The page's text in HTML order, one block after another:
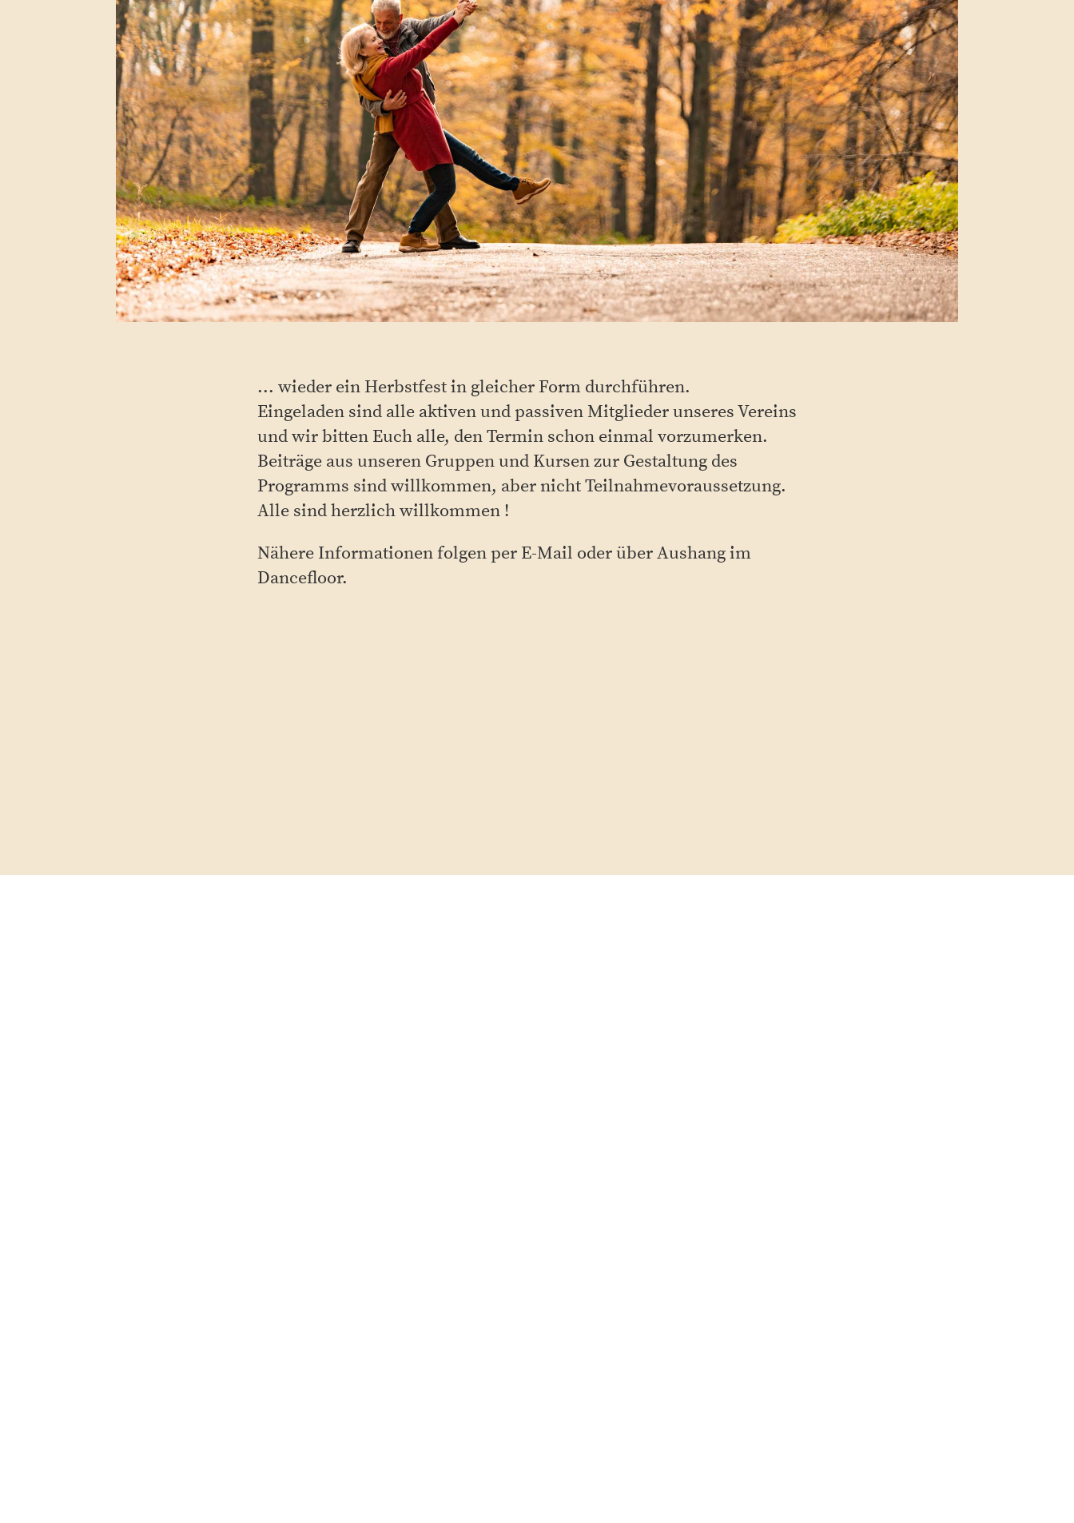
... wieder ein Herbstfest in gleicher Form durchführen.
Eingeladen sind alle aktiven und passiven Mitglieder unseres Vereins
und wir bitten Euch alle, den Termin schon einmal vorzumerken.
Beiträge aus unseren Gruppen und Kursen zur Gestaltung des
Programms sind willkommen, aber nicht Teilnahmevoraussetzung.
Alle sind herzlich willkommen !
Nähere Informationen folgen per E-Mail oder über Aushang im
Dancefloor.